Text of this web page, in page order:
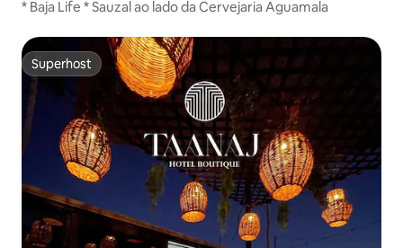
* Baja Life * Sauzal ao lado da Cervejaria Aguamala
Superhost
Superhost